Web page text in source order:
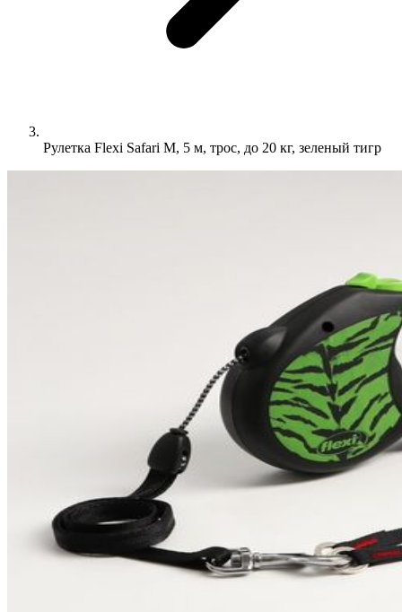
Рулетка Flexi Safari M, 5 м, трос, до 20 кг, зеленый тигр